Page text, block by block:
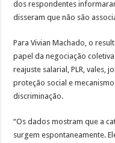
dos respondentes
disseram que não são
Para Vivian Machado, o
papel da negociação
reajuste salarial, PLR, vales,
proteção social e
discriminação.
“Os dados mostram que a
surgem espontaneamente.